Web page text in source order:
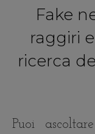
Fake
raggiri
ricerca
Puoi ascoltare qui l’intervista Live: Fake